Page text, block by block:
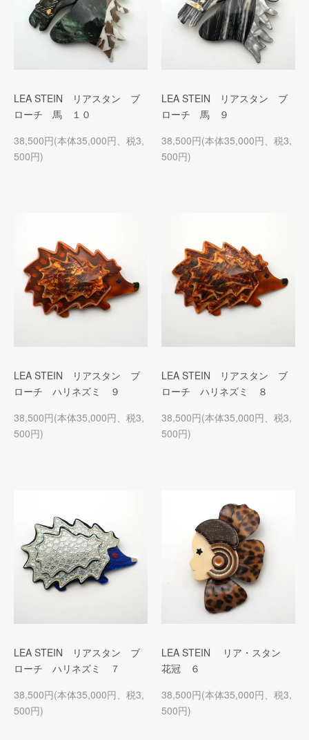
LEA STEIN リアスタン ブ
ローチ 馬 １０
38,500円(本体35,000円、税3,
500円)
LEA STEIN リアスタン ブ
ローチ 馬 ９
38,500円(本体35,000円、税3,
500円)
LEA STEIN リアスタン ブ
ローチ ハリネズミ ９
38,500円(本体35,000円、税3,
500円)
LEA STEIN リアスタン ブ
ローチ ハリネズミ ８
38,500円(本体35,000円、税3,
500円)
LEA STEIN リアスタン ブ
ローチ ハリネズミ ７
38,500円(本体35,000円、税3,
500円)
LEA STEIN リア・スタン
花冠 ６
38,500円(本体35,000円、税3,
500円)